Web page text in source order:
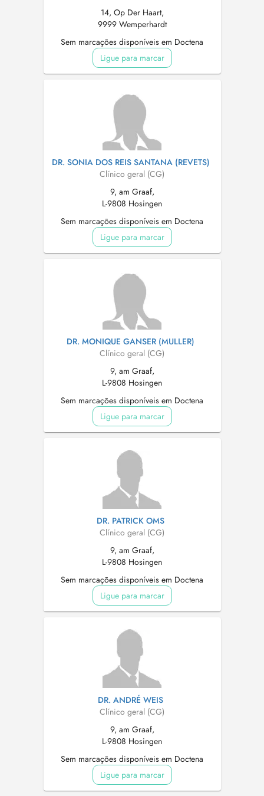
14, Op Der Haart,
9999 Wemperhardt
Sem marcações disponíveis em Doctena
Ligue para marcar
DR. SONIA DOS REIS SANTANA (REVETS)
Clínico geral (CG)
9, am Graaf,
L-9808 Hosingen
Sem marcações disponíveis em Doctena
Ligue para marcar
DR. MONIQUE GANSER (MULLER)
Clínico geral (CG)
9, am Graaf,
L-9808 Hosingen
Sem marcações disponíveis em Doctena
Ligue para marcar
DR. PATRICK OMS
Clínico geral (CG)
9, am Graaf,
L-9808 Hosingen
Sem marcações disponíveis em Doctena
Ligue para marcar
DR. ANDRÉ WEIS
Clínico geral (CG)
9, am Graaf,
L-9808 Hosingen
Sem marcações disponíveis em Doctena
Ligue para marcar